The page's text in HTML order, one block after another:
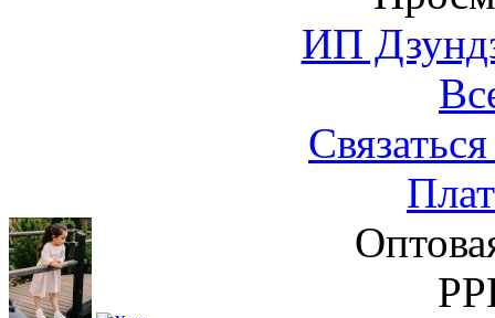
ИП